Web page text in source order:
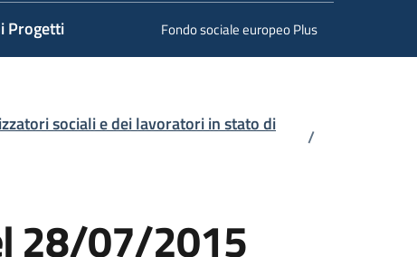
Progetti Fondo sociale europeo Plus
sociali e dei lavoratori in stato di
/
28/07/2015